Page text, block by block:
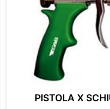
PISTOLA X